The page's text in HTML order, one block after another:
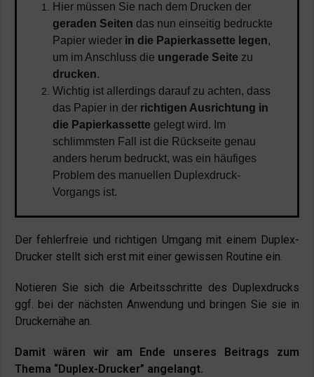
Hier müssen Sie nach dem Drucken der
geraden Seiten das nun einseitig bedruckte
Papier wieder in die Papierkassette legen,
um im Anschluss die ungerade Seite zu
drucken.
Wichtig ist allerdings darauf zu achten, dass
das Papier in der richtigen Ausrichtung in
die Papierkassette gelegt wird. Im
schlimmsten Fall ist die Rückseite genau
anders herum bedruckt, was ein häufiges
Problem des manuellen Duplexdruck-
Vorgangs ist.
Der fehlerfreie und richtigen Umgang mit einem Duplex-
Drucker stellt sich erst mit einer gewissen Routine ein.
Notieren Sie sich die Arbeitsschritte des Duplexdrucks
ggf. bei der nächsten Anwendung und bringen Sie sie in
Druckernähe an.
Damit wären wir am Ende unseres Beitrags zum
Thema “Duplex-Drucker” angelangt.